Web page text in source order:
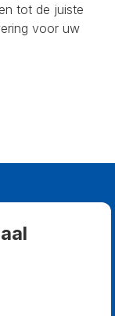
tot de juiste
voor uw